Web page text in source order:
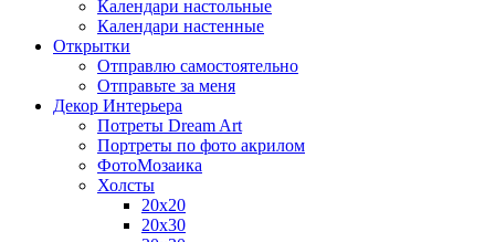
Календари настольные
Календари настенные
Открытки
Отправлю самостоятельно
Отправьте за меня
Декор Интерьера
Потреты Dream Art
Портреты по фото акрилом
ФотоМозаика
Холсты
20х20
20х30